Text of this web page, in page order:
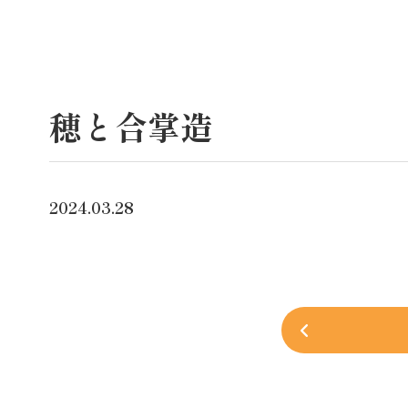
穂と合掌造
2024.03.28